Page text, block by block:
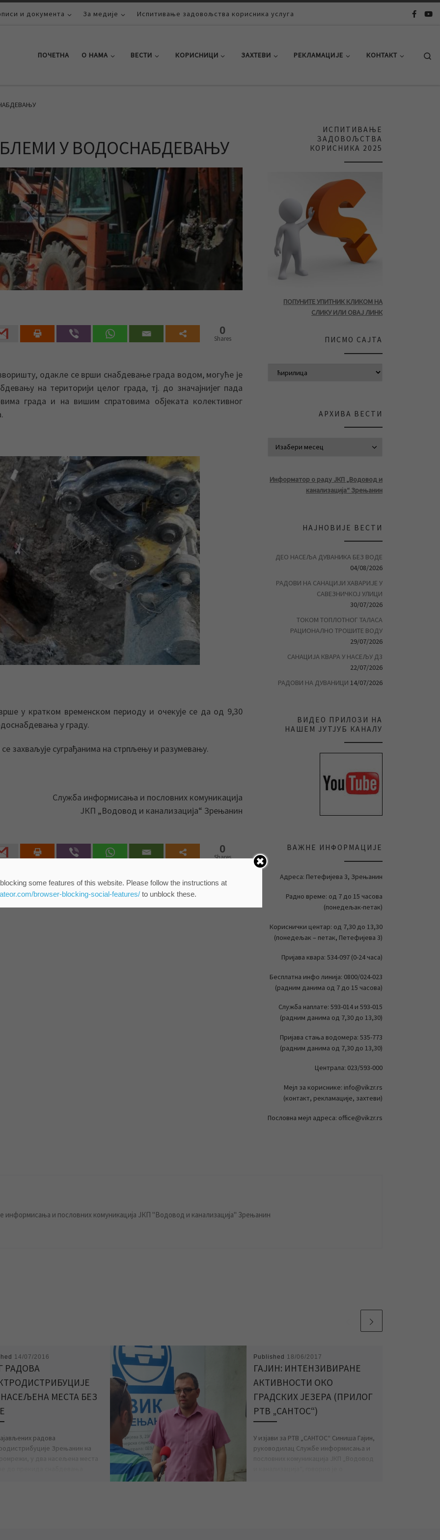
и документа За медије Испитивање задовољства корисника услуга
ПОЧЕТНА О НАМА ВЕСТИ КОРИСНИЦИ ЗАХТЕВИ РЕКЛАМАЦИЈЕ КОНТАКТ
У ВОДОСНАБДЕВАЊУ
0
Shares
одакле се врши снабдевање града водом, могуће је
на територији целог града, тј. до значајнијег пада
града и на вишим спратовима објеката колективног
у кратком временском периоду и очекује се да од 9,30
у граду.
захваљује суграђанима на стрпљењу и разумевању.
Служба информисања и пословних комуникација
ЈКП „Водовод и канализација“ Зрењанин
0
Shares
информисања и пословних комуникација ЈКП "Водовод и канализација" Зрењанин
14/07/2016
РАДОВА
МЕСТА БЕЗ
радова
Зрењанин на
у два насељена места
Published 18/06/2017
ГАЈИН: ИНТЕНЗИВИРАНЕ
АКТИВНОСТИ ОКО
ГРАДСКИХ ЈЕЗЕРА (ПРИЛОГ
РТВ „САНТОС“)
У изјави за РТВ „САНТОС“ Синиша Гајин,
руководилац Службе информисања и
пословних комуникација ЈКП „Водовод
ИСПИТИВАЊЕ
ЗАДОВОЉСТВА
КОРИСНИКА 2025
ПОПУНИТЕ УПИТНИК КЛИКОМ НА
СЛИКУ ИЛИ ОВАЈ ЛИНК
ПИСМО САЈТА
АРХИВА ВЕСТИ
Информатор о раду ЈКП „Водовод и
канализација“ Зрењанин
НАЈНОВИЈЕ ВЕСТИ
ДЕО НАСЕЉА ДУВАНИКА БЕЗ ВОДЕ
04/08/2026
РАДОВИ НА САНАЦИЈИ ХАВАРИЈЕ У
САВЕЗНИЧКОЈ УЛИЦИ
30/07/2026
ТОКОМ ТОПЛОТНОГ ТАЛАСА
РАЦИОНАЛНО ТРОШИТЕ ВОДУ
29/07/2026
САНАЦИЈА КВАРА У НАСЕЉУ Д3
22/07/2026
РАДОВИ НА ДУВАНИЦИ 14/07/2026
ВИДЕО ПРИЛОЗИ НА
НАШЕМ ЈУТЈУБ КАНАЛУ
ВАЖНЕ ИНФОРМАЦИЈЕ
Адреса: Петефијева 3, Зрењанин
Радно време: од 7 до 15 часова
(понедељак-петак)
Кориснички центар: од 7,30 до 13,30
(понедељак – петак, Петефијева 3)
Пријава квара: 534-097 (0-24 часа)
Бесплатна инфо линија: 0800/024-023
(радним данима од 7 до 15 часова)
Служба наплате: 593-014 и 593-015
(радним данима од 7,30 до 13,30)
Пријава стања водомера: 535-773
(радним данима од 7,30 до 13,30)
Централа: 023/593-000
Мејл за кориснике: info@vikzr.rs
(контакт, рекламације, захтеви)
Пословна мејл адреса: office@vikzr.rs
some features of this website. Please follow the instructions at
browser-blocking-social-features/to unblock these.